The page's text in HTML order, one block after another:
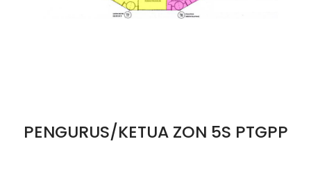
PENGURUS/KETUA ZON 5S PTGPP